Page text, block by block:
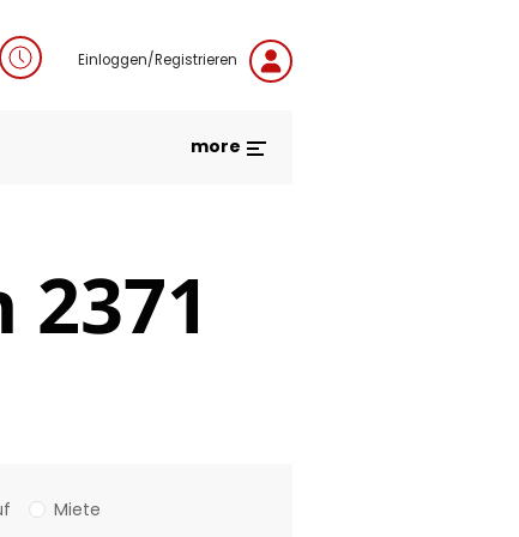
Einloggen/Registrieren
more
Miete